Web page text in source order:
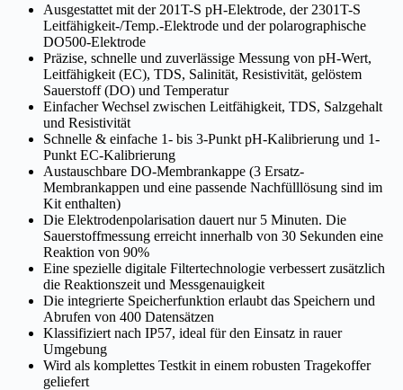
Ausgestattet mit der 201T-S pH-Elektrode, der 2301T-S
Leitfähigkeit-/Temp.-Elektrode und der polarographische
DO500-Elektrode
Präzise, schnelle und zuverlässige Messung von pH-Wert,
Leitfähigkeit (EC), TDS, Salinität, Resistivität, gelöstem
Sauerstoff (DO) und Temperatur
Einfacher Wechsel zwischen Leitfähigkeit, TDS, Salzgehalt
und Resistivität
Schnelle & einfache 1- bis 3-Punkt pH-Kalibrierung und 1-
Punkt EC-Kalibrierung
Austauschbare DO-Membrankappe (3 Ersatz-
Membrankappen und eine passende Nachfülllösung sind im
Kit enthalten)
Die Elektrodenpolarisation dauert nur 5 Minuten. Die
Sauerstoffmessung erreicht innerhalb von 30 Sekunden eine
Reaktion von 90%
Eine spezielle digitale Filtertechnologie verbessert zusätzlich
die Reaktionszeit und Messgenauigkeit
Die integrierte Speicherfunktion erlaubt das Speichern und
Abrufen von 400 Datensätzen
Klassifiziert nach IP57, ideal für den Einsatz in rauer
Umgebung
Wird als komplettes Testkit in einem robusten Tragekoffer
geliefert